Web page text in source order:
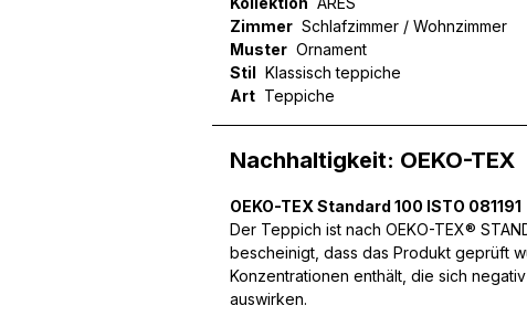
Zimmer Schlafzimmer / Wohnzimmer
Muster Ornament
Stil Klassisch teppiche
Art Teppiche
Nachhaltigkeit: OEKO-TEX
OEKO-TEX Standard 100 ISTO 081191
Der Teppich ist nach OEKO-TEX®
bescheinigt, dass das Produkt geprüft
Konzentrationen enthält, die sich
auswirken.
Wir verwenden Cookies, um
können und um unseren
Website an unsere Partner für
mit weiteren Daten
Dienste gesammelt haben.